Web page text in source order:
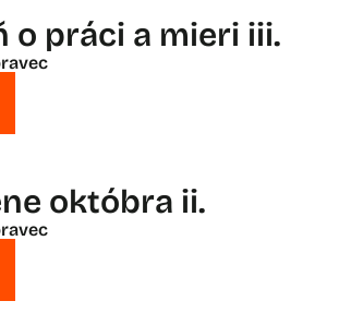
o práci a mieri iii.
októbra ii.